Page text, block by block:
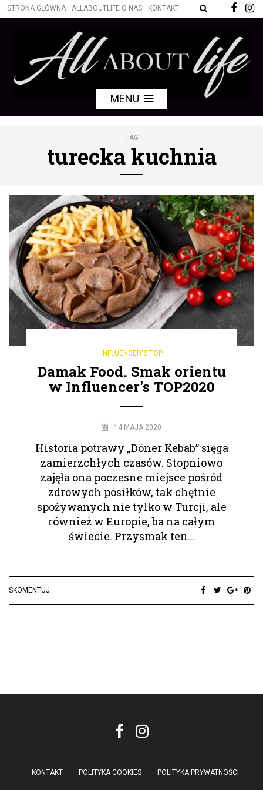
STRONA GŁÓWNA ALLABOUTLIFE O NAS KONTAKT
MENU
TAG
turecka kuchnia
INFLUENCER'S TOP
Damak Food. Smak orientu
w Influencer's TOP2020
14 MAJA 2020
Historia potrawy „Döner Kebab” sięga
zamierzchłych czasów. Stopniowo
zajęła ona poczesne miejsce pośród
zdrowych posiłków, tak chętnie
spożywanych nie tylko w Turcji, ale
również w Europie, ba na całym
świecie. Przysmak ten…
SKOMENTUJ
KONTAKT POLITYKA COOKIES POLITYKA PRYWATNOŚCI